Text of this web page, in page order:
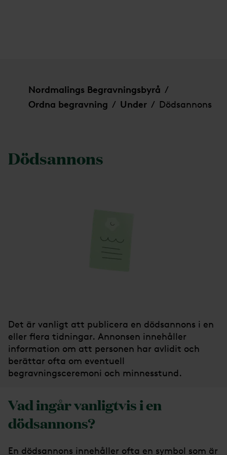
Nordmalings Begravningsbyrå /
Ordna begravning / Under / Dödsannons
Dödsannons
Det är vanligt att publicera en dödsannons i en
eller flera tidningar. Annonsen innehåller
information om att personen har avlidit och
berättar ofta om eventuell
begravningsceremoni och minnesstund.
Vad ingår vanligtvis i en
dödsannons?
En dödsannons innehåller ofta en symbol som är